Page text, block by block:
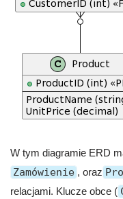
W tym diagramie ERD
Zamówienie , oraz
relacjami. Klucze obce (